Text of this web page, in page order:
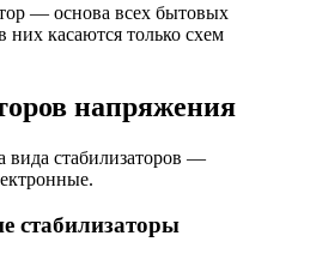
— основа всех бытовых
них касаются только схем
напряжения
вида стабилизаторов —
стабилизаторы